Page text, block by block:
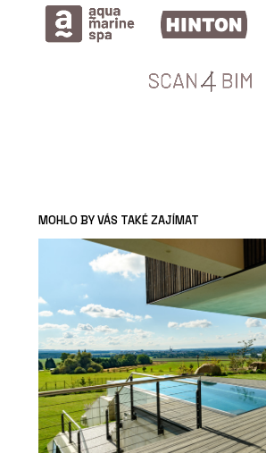
MOHLO BY VÁS TAKÉ ZAJÍMAT